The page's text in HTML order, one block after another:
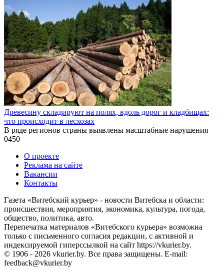
Древесину складируют на полях, вдоль дорог и кладбищах:
что происходит в лесхозах
В ряде регионов страны выявлены масштабные нарушения
0450
О проекте
Реклама на сайте
Вакансии
Контакты
Газета «Витебский курьер» - новости Витебска и области:
происшествия, мероприятия, экономика, культура, погода,
общество, политика, авто.
Перепечатка материалов «Витебского курьера» возможна
только с письменного согласия редакции, с активной и
индексируемой гиперссылкой на сайт https://vkurier.by.
© 1906 - 2026 vkurier.by. Все права защищены. E-mail:
feedback@vkurier.by